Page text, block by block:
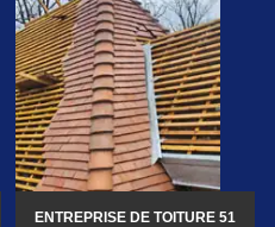
ENTREPRISE DE TOITURE 51